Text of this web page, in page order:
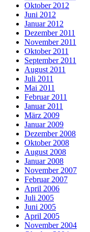
Oktober 2012
Juni 2012
Januar 2012
Dezember 2011
November 2011
Oktober 2011
September 2011
August 2011
Juli 2011
Mai 2011
Februar 2011
Januar 2011
März 2009
Januar 2009
Dezember 2008
Oktober 2008
August 2008
Januar 2008
November 2007
Februar 2007
April 2006
Juli 2005
Juni 2005
April 2005
November 2004